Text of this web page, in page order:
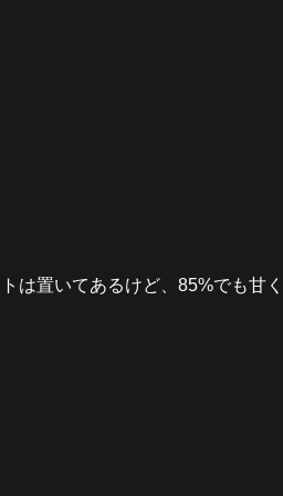
は置いてあるけど、85%でも甘